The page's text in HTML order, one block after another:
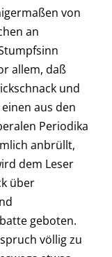
von
an
allem, daß
und
aus den
Periodika
anbrüllt,
dem Leser
über
geboten.
völlig zu